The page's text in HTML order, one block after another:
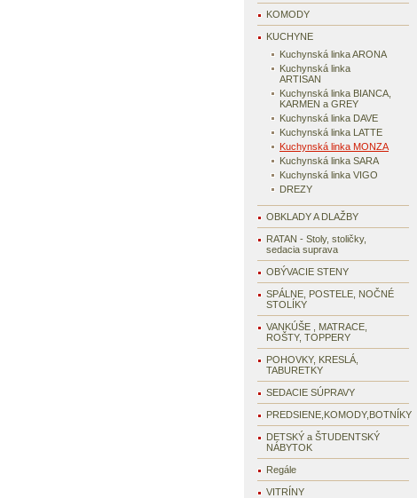
KOMODY
KUCHYNE
Kuchynská linka ARONA
Kuchynská linka
ARTISAN
Kuchynská linka BIANCA,
KARMEN a GREY
Kuchynská linka DAVE
Kuchynská linka LATTE
Kuchynská linka MONZA
Kuchynská linka SARA
Kuchynská linka VIGO
DREZY
OBKLADY A DLAŽBY
RATAN - Stoly, stoličky,
sedacia suprava
OBÝVACIE STENY
SPÁLNE, POSTELE, NOČNÉ
STOLÍKY
VANKÚŠE , MATRACE,
ROŠTY, TOPPERY
POHOVKY, KRESLÁ,
TABURETKY
SEDACIE SÚPRAVY
PREDSIENE,KOMODY,BOTNÍKY
DETSKÝ a ŠTUDENTSKÝ
NÁBYTOK
Regále
VITRÍNY